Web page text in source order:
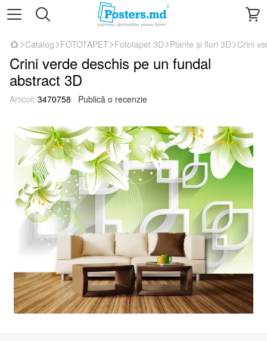
Catalog FOTOTAPET Fototapet 3D Plante și flori 3D Crini
Crini verde deschis pe un fundal
abstract 3D
Articol: 3470758 Publică o recenzie